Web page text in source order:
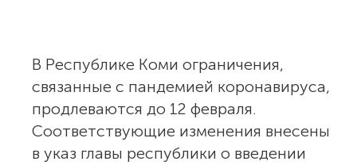
В Республике Коми ограничения,
связанные с пандемией коронавируса,
продлеваются до 12 февраля.
Соответствующие изменения внесены
в указ главы республики о введении